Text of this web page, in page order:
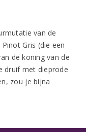
van de
Gris (die een
de koning van de
druif met dieprode
zou je bijna